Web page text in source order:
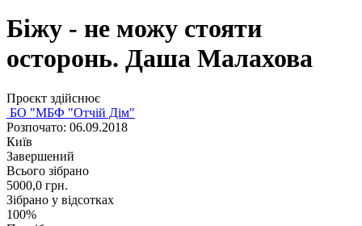
Біжу - не можу стояти
осторонь. Даша Малахова
Проєкт здійснює
БО "МБФ "Отчій Дім"
Розпочато: 06.09.2018
Київ
Завершений
Всього зібрано
5000,0 грн.
Зібрано у відсотках
100%